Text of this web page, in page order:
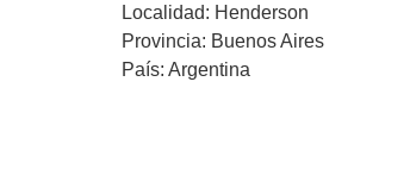
Localidad: Henderson
Provincia: Buenos Aires
País: Argentina